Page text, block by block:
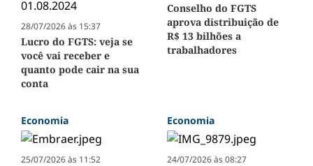
28/07/2026 às 15:37
Lucro do FGTS: veja se
você vai receber e
quanto pode cair na sua
conta
Conselho do FGTS
aprova distribuição de
R$ 13 bilhões a
trabalhadores
Economia
25/07/2026 às 11:52
Economia
24/07/2026 às 08:27